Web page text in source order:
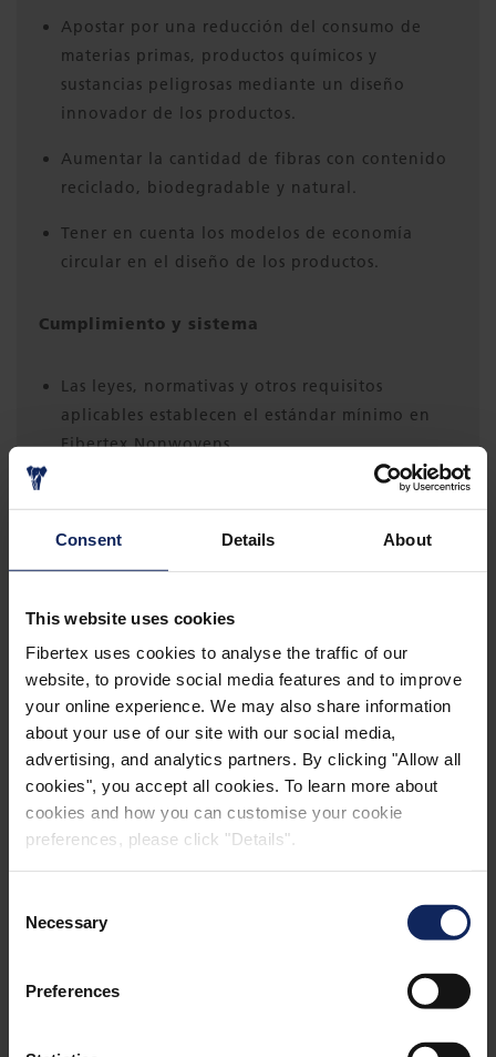
Consent Details About
This website uses cookies
Fibertex uses cookies to analyse the traffic of our
website, to provide social media features and to improve
your online experience. We may also share information
about your use of our site with our social media,
advertising, and analytics partners. By clicking "Allow all
cookies", you accept all cookies. To learn more about
cookies and how you can customise your cookie
preferences, please click "Details".
Selection
Necessary
Preferences
Apostar por una reducción del consumo de
materias primas, productos químicos y
sustancias peligrosas mediante un diseño
innovador de los productos.
Aumentar la cantidad de fibras con contenido
reciclado, biodegradable y natural.
Tener en cuenta los modelos de economía
circular en el diseño de los productos.
Cumplimiento y sistema
Las leyes, normativas y otros requisitos
aplicables establecen el estándar mínimo en
Fibertex Nonwovens.
Garantizar la mejora continua de nuestro
Impartir formación a los empleados de todos
los niveles para fomentar una cultura de
sostenibilidad.
Promover la concienciación sobre la
sostenibilidad en la cadena de valor.
Promover el intercambio de buenas prácticas.
energéticos cuantificables, garantizar los